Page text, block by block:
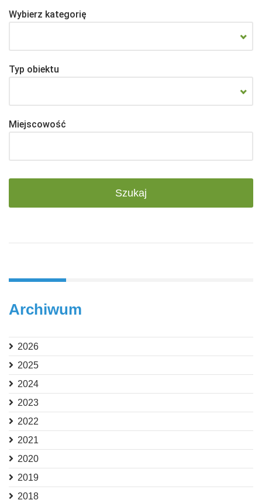
Wybierz kategorię
Typ obiektu
Miejscowość
Archiwum
2026
2025
2024
2023
2022
2021
2020
2019
2018